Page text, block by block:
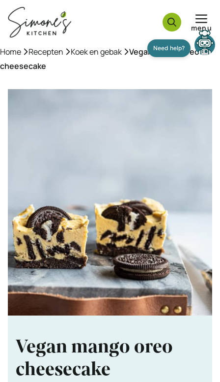
naar
inhoud
menu
Home »Recepten »Koek en gebak »Vegan mango oreo
cheesecake
Vegan mango oreo
cheesecake
Need help?